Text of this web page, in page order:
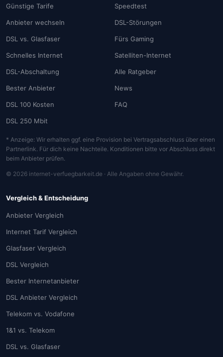
Günstige Tarife
Anbieter wechseln
DSL vs. Glasfaser
Schnelles Internet
DSL-Abschaltung
Bester Anbieter
DSL 100 Kosten
DSL 250 Mbit
Speedtest
DSL-Störungen
Fürs Gaming
Satelliten-Internet
Alle Ratgeber
News
FAQ
* Anzeige: Wir erhalten ggf. eine Provision bei Vertragsabschluss über einen
Partnerlink. Für dich keine Nachteile. Konditionen bitte vor Abschluss direkt
beim Anbieter prüfen.
© 2026 internet-verfuegbarkeit.de · Alle Angaben ohne Gewähr.
Vergleich & Entscheidung
Anbieter Vergleich
Internet Tarif Vergleich
Glasfaser Vergleich
DSL Vergleich
Bester Internetanbieter
DSL Anbieter Vergleich
Telekom vs. Vodafone
1&1 vs. Telekom
DSL vs. Glasfaser